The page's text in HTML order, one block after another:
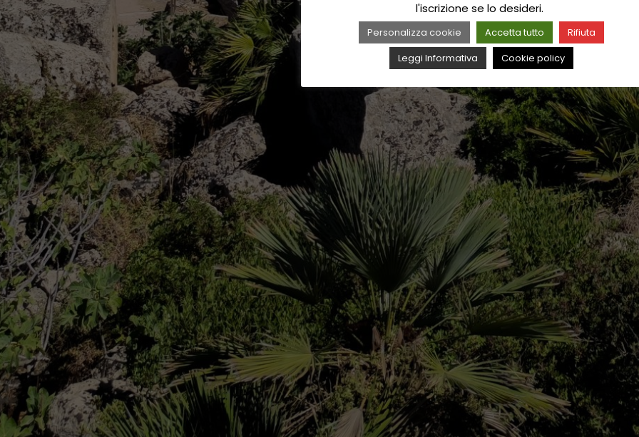
l'iscrizione se lo desideri.
Personalizza cookie Accetta tutto
Rifiuta
Leggi Informativa
Cookie policy